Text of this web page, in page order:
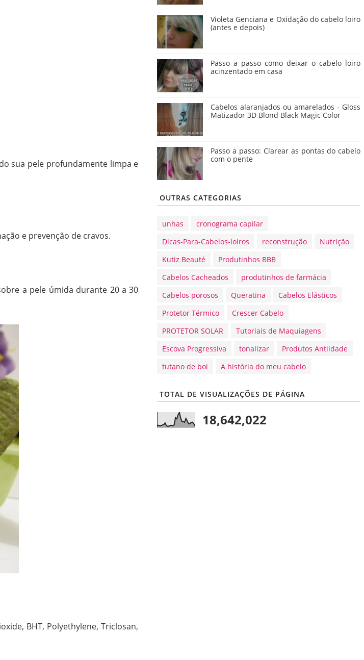
sua pele profundamente limpa e
e prevenção de cravos.
a pele úmida durante 20 a 30
BHT, Polyethylene, Triclosan,
Violeta Genciana e Oxidação do cabelo loiro
(antes e depois)
Passo a passo como deixar o cabelo loiro
acinzentado em casa
Cabelos alaranjados ou amarelados - Gloss
Matizador 3D Blond Black Magic Color
Passo a passo: Clarear as pontas do cabelo
com o pente
OUTRAS CATEGORIAS
unhas
cronograma capilar
Dicas-Para-Cabelos-loiros
reconstrução
Nutrição
Kutiz Beauté
Produtinhos BBB
Cabelos Cacheados
produtinhos de farmácia
Cabelos porosos
Queratina
Cabelos Elásticos
Protetor Térmico
Crescer Cabelo
PROTETOR SOLAR
Tutoriais de Maquiagens
Escova Progressiva
tonalizar
Produtos Antiidade
tutano de boi
A história do meu cabelo
TOTAL DE VISUALIZAÇÕES DE PÁGINA
18,642,022